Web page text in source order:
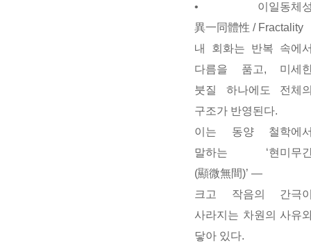
• 이일동체
異一同體性 / Fractality
내 회화는 반복 속에
다름을 품고, 미세
붓질 하나에도 전체
구조가 반영된다.
이는 동양 철학에
말하는 ‘현미무
(顯微無間)’ —
크고 작음의 간극
사라지는 차원 의 사유
닿아 있다.